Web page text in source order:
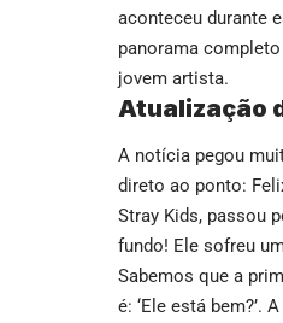
aconteceu durante
panorama
jovem artista.
Atualização
A notícia pegou
direto ao ponto:
Stray Kids, passou
fundo! Ele sofreu
Sabemos que a
é: ‘Ele está bem?’.